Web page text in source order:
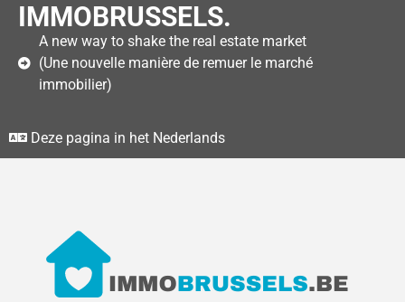
IMMOBRUSSELS.
A new way to shake the real estate market
(Une nouvelle manière de remuer le marché
immobilier)
Deze pagina in het Nederlands